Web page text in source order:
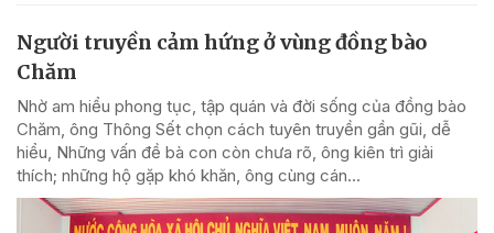
Người truyền cảm hứng ở vùng đồng bào
Chăm
Nhờ am hiểu phong tục, tập quán và đời sống của đồng bào
Chăm, ông Thông Sết chọn cách tuyên truyền gần gũi, dễ
hiểu, Những vấn đề bà con còn chưa rõ, ông kiên trì giải
thích; những hộ gặp khó khăn, ông cùng cán...